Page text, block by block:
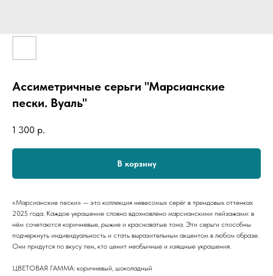
Ассиметричные серьги "Марсианские
пески. Вуаль"
1 300 р.
В корзину
«Марсианские пески» — это коллекция невесомых серёг в трендовых оттенках
2025 года. Каждое украшение словно вдохновлено марсианскими пейзажами: в
нём сочетаются коричневые, рыжие и красноватые тона. Эти серьги способны
подчеркнуть индивидуальность и стать выразительным акцентом в любом образе.
Они придутся по вкусу тем, кто ценит необычные и изящные украшения.
ЦВЕТОВАЯ ГАММА: коричневый, шоколадный